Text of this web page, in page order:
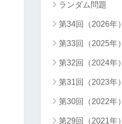
ランダム問題
第34回（2026年）
第33回（2025年）
第32回（2024年）
第31回（2023年）
第30回（2022年）
第29回（2021年）